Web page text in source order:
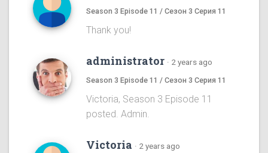
Season 3 Episode 11 / Сезон 3 Серия 11
Thank you!
administrator · 2 years ago
Season 3 Episode 11 / Сезон 3 Серия 11
Victoria, Season 3 Episode 11
posted. Admin.
Victoria · 2 years ago